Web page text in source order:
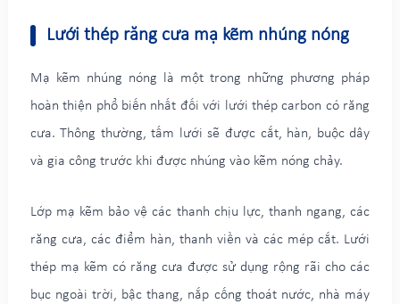
Lưới thép răng cưa mạ kẽm nhúng nóng
Mạ kẽm nhúng nóng là một trong những phương pháp
hoàn thiện phổ biến nhất đối với lưới thép carbon có răng
cưa. Thông thường, tấm lưới sẽ được cắt, hàn, buộc dây
và gia công trước khi được nhúng vào kẽm nóng chảy.
Lớp mạ kẽm bảo vệ các thanh chịu lực, thanh ngang, các
răng cưa, các điểm hàn, thanh viền và các mép cắt. Lưới
thép mạ kẽm có răng cưa được sử dụng rộng rãi cho các
bục ngoài trời, bậc thang, nắp cống thoát nước, nhà máy